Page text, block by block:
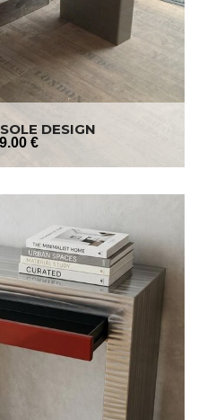
DESIGN
.00 €